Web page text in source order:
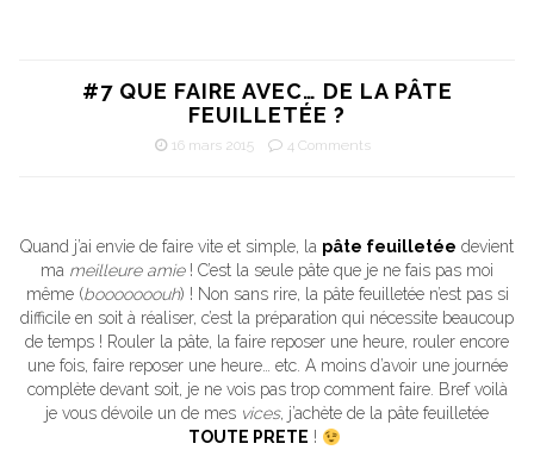
#7 QUE FAIRE AVEC… DE LA PÂTE
FEUILLETÉE ?
16 mars 2015 4 Comments
Quand j’ai envie de faire vite et simple, la pâte feuilletée devient
ma meilleure amie! C’est la seule pâte que je ne fais pas moi
même (booooooouh) ! Non sans rire, la pâte feuilletée n’est pas si
difficile en soit à réaliser, c’est la préparation qui nécessite beaucoup
de temps ! Rouler la pâte, la faire reposer une heure, rouler encore
une fois, faire reposer une heure… etc. A moins d’avoir une journée
complète devant soit, je ne vois pas trop comment faire. Bref voilà
je vous dévoile un de mes vices, j’achète de la pâte feuilletée
TOUTE PRETE !